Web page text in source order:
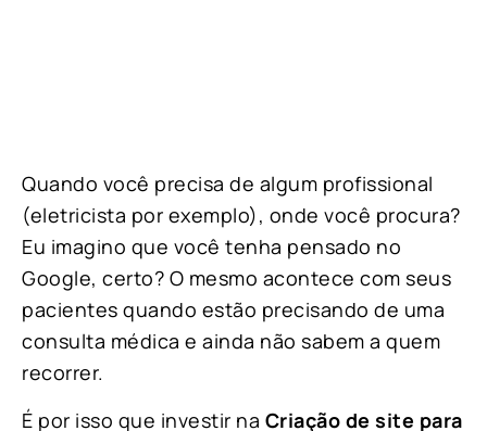
Quando você precisa de algum profissional
(eletricista por exemplo), onde você procura?
Eu imagino que você tenha pensado no
Google, certo? O mesmo acontece com seus
pacientes quando estão precisando de uma
consulta médica e ainda não sabem a quem
recorrer.
É por isso que investir na Criação de site para